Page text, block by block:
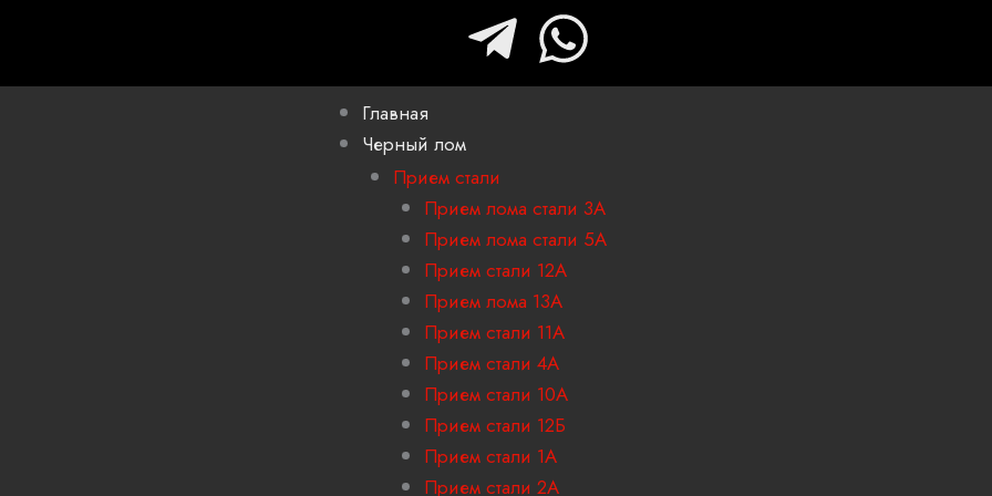
T
e
e
g
r
a
m
W
h
t
s
a
p
p
Главная
Черный лом
Прием стали
Прием лома стали 3А
Прием лома стали 5А
Прием стали 12А
Прием лома 13А
Прием стали 11А
Прием стали 4А
Прием стали 10А
Прием стали 12Б
Прием стали 1А
Прием стали 2А